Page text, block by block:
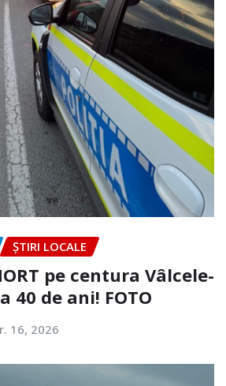
ȘTIRI LOCALE
pe centura Vâlcele-
40 de ani! FOTO
16, 2026